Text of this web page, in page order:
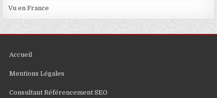
Vu en France
Accueil
Mentions Légales
Consultant Référencement SEO